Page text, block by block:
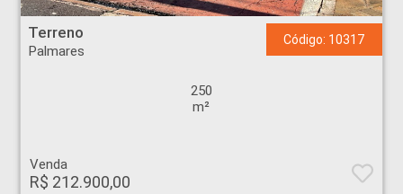
Terreno - Palmares - Ribeirão Preto
Terreno
Palmares
Código: 10317
250
m²
Venda
R$ 212.900,00